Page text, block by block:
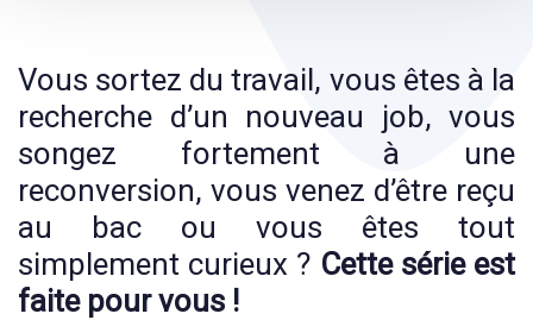
Vous sortez du travail, vous êtes à la
recherche d’un nouveau job, vous
songez fortement à une
reconversion, vous venez d’être reçu
au bac ou vous êtes tout
simplement curieux ? Cette série est
faite pour vous !